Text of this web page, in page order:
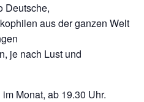
Deutsche,
aus der ganzen Welt
je nach Lust und
Monat, ab 19.30 Uhr.